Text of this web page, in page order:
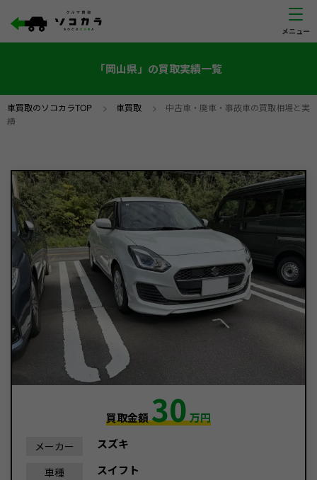
「岡山県」の買取実績一覧
車買取のソコカラTOP > 車買取 > 中古車・廃車・事故車の買取相場と実
績
買取金額30万円
メーカー スズキ
車種 スイフト